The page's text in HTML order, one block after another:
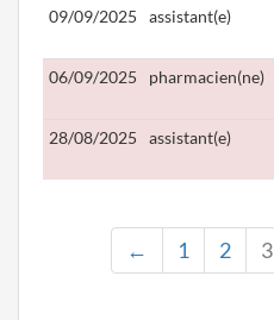
09/09/2025 assistant(e)
06/09/2025 pharmacien(ne)
28/08/2025 assistant(e)
← 1 2 3